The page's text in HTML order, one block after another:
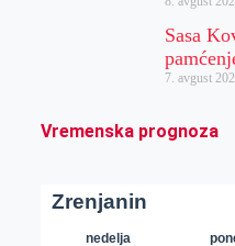
Sasa
7. avgust
Vremenska prognoza